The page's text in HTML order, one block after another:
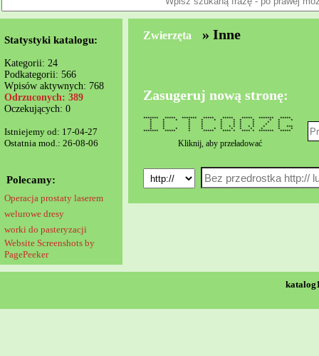
Statystyki katalogu:
Kategorii: 24
Podkategorii: 566
Wpisów aktywnych: 768
Odrzuconych: 389
Oczekujących: 0
Istniejemy od: 17-04-27
Ostatnia mod.: 26-08-06
Polecamy:
Operacja prostaty laserem
welurowe dresy
worki do pasteryzacji
Website Screenshots by
PagePeeker
Zwierzęta » Inne
Zasugeruj nową stronę:
******* ***** ******* ***** ***** ***** ******* *****
* * * * * * * * * * * * *
* * * * * * * * * *
* * * * * * * * * *
* * * * * * * * * * * * ***
* * * * * * * * * * * * *
******* ***** * ***** **** * **** * ******* *****
Kliknij, aby przeładować